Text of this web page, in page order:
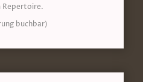
Repertoire.
buchbar)